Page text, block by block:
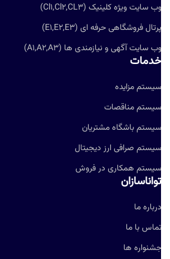
وب سایت ویژه کلینیک (Cl1,Cl2,CL3)
پرتال فروشگاهی حرفه ای (E1,E2,E3)
وب سایت آگهی و نیازمندی ها (A1,A2,A3)
خدمات
سیستم مزایده
سیستم مناقصات
سیستم باشگاه مشتریان
سیستم صرافی ارز دیجیتال
سیستم همکاری در فروش
تواناسازان
درباره ما
تماس با ما
جشنواره ها